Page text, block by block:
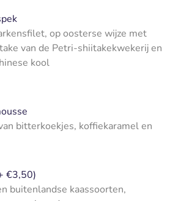
op oosterse wijze met
van de Petri-shiitakekwekerij en
kool
bitterkoekjes, koffiekaramel en
€3,50)
buitenlandse kaassoorten,